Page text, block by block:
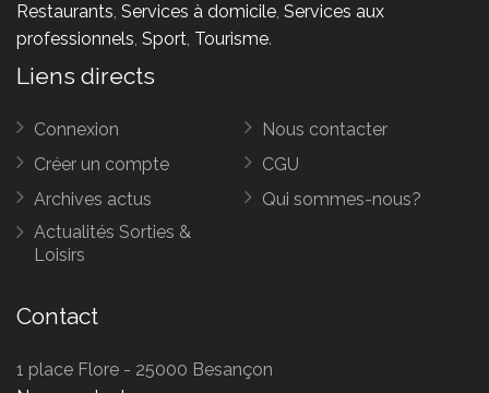
Restaurants, Services à domicile, Services aux
professionnels, Sport, Tourisme.
Liens directs
Connexion
Créer un compte
Archives actus
Actualités Sorties &
Loisirs
Nous contacter
CGU
Qui sommes-nous?
Contact
1 place Flore - 25000 Besançon